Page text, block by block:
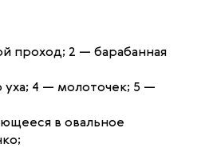
проход; 2 — барабанная
4 — молоточек; 5 —
в овальное